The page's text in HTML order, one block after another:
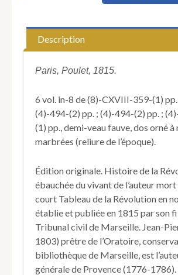
la
de
France
depuis
l'ouverture
des
(mai
1789)
jusqu'au
18
brumaire
(novembre
1799).
Description
Paris, Poulet, 1815.
6 vol. in-8 de (8)-CXVIII-359-(1)
(4)-494-(2) pp. ; (4)-494-(2) pp. ;
(1) pp., demi-veau fauve, dos orné à
marbrées (reliure de l’époque).
Édition originale. Histoire de la
ébauchée du vivant de l’auteur
court Tableau de la Révolution en
établie et publiée en 1815 par son
Tribunal civil de Marseille. Jean-
1803) prêtre de l’Oratoire,
bibliothèque de Marseille, est
générale de Provence (1776-1786).